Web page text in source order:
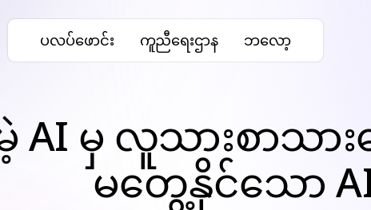
ပလပ်ဖောင်း ကူညီရေးဌာန ဘလော့
AI မှ လူသားစာသား
မတွေ့နိုင်သော